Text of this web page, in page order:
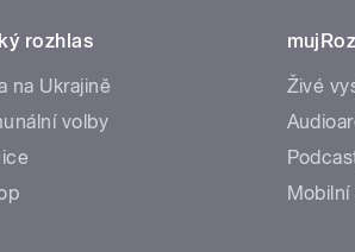
rozhlas
na Ukrajině
volby
Živé